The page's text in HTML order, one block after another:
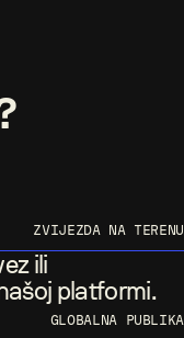
ZVIJEZDA NA TERENU
ili
platformi.
GLOBALNA PUBLIKA